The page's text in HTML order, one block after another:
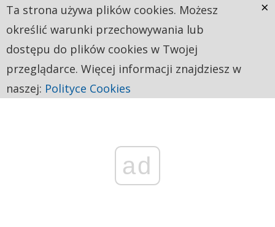
ad
Ta strona używa plików cookies. Możesz
określić warunki przechowywania lub
dostępu do plików cookies w Twojej
przeglądarce. Więcej informacji znajdziesz w
naszej: Polityce Cookies
×